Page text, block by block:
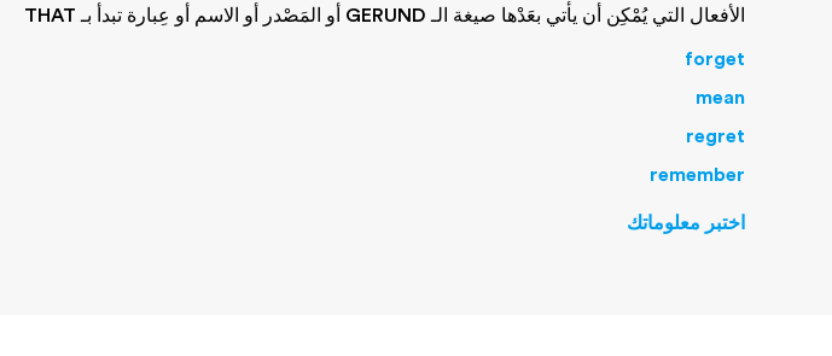
الأفعال التي يُمْكِن أن يأتي بعَدْها صيغة الـ GERUND أو المَصْدر أو الاسم أو عِبارة تبدأ بـ THAT
forget
mean
regret
remember
اختبر معلوماتك